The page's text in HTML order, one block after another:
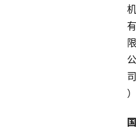
机
有
限
公
司
）
国